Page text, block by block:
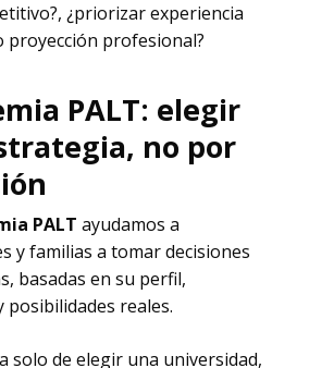
¿priorizar experiencia
proyección profesional?
PALT: elegir
no por
n
PALT ayudamos a
y familias a tomar decisiones
basadas en su perfil,
posibilidades reales.
solo de elegir una universidad,